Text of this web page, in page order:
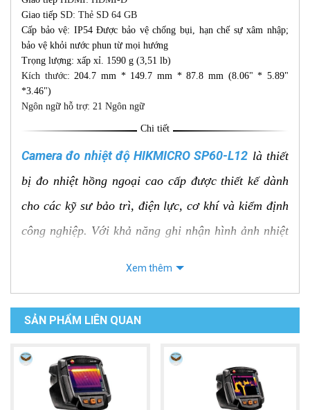
Giao tiếp SD: Thẻ SD 64 GB
Cấp bảo vệ: IP54 Được bảo vệ chống bụi, hạn chế sự xâm nhập;
bảo vệ khỏi nước phun từ mọi hướng
Trọng lượng: xấp xỉ. 1590 g (3,51 lb)
Kích thước:204.7 mm * 149.7 mm * 87.8 mm (8.06" * 5.89"
*3.46")
Ngôn ngữ hỗ trợ: 21 Ngôn ngữ
Chi tiết
Camera đo nhiệt độ HIKMICRO SP60-L12 là thiết
bị đo nhiệt hồng ngoại cao cấp được thiết kế dành
cho các kỹ sư bảo trì, điện lực, cơ khí và kiểm định
công nghiệp. Với khả năng ghi nhận hình ảnh nhiệt
nâng cao hiệu quả bảo trì.
HIKMICRO SP60-L12sở hữu cảm biến hồng ngoại
640 × 480 pixels, tích hợp công nghệ SuperIR nâng
cấp hình ảnh nhiệt lên 1280 × 960 pixels, cùng độ
nhạy nhiệt NETD < 30 mK giúp phát hiện những
Xem thêm
SẢN PHẨM LIÊN QUAN